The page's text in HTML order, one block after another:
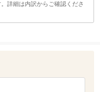
詳細は内訳からご確認くださ